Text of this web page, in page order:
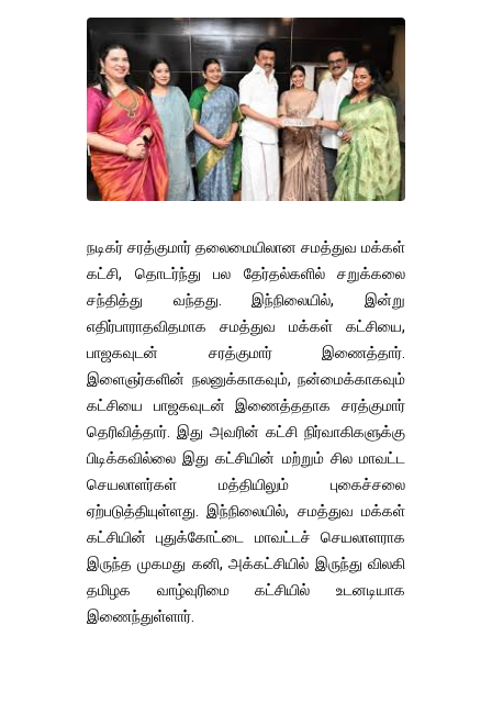
நடிகர் சரத்குமார் தலைமையிலான சமத்துவ மக்கள்
கட்சி, தொடர்ந்து பல தேர்தல்களில் சறுக்கலை
சந்தித்து வந்தது. இந்நிலையில், இன்று
எதிர்பாராதவிதமாக சமத்துவ மக்கள் கட்சியை,
பாஜகவுடன் சரத்குமார் இணைத்தார்.
இளைஞர்களின் நலனுக்காகவும், நன்மைக்காகவும்
கட்சியை பாஜகவுடன் இணைத்ததாக சரத்குமார்
தெரிவித்தார். இது அவரின் கட்சி நிர்வாகிகளுக்கு
பிடிக்கவில்லை இது கட்சியின் மற்றும் சில மாவட்ட
செயலாளர்கள் மத்தியிலும் புகைச்சலை
ஏற்படுத்தியுள்ளது. இந்நிலையில், சமத்துவ மக்கள்
கட்சியின் புதுக்கோட்டை மாவட்டச் செயலாளராக
இருந்த முகமது கனி, அக்கட்சியில் இருந்து விலகி
தமிழக வாழ்வுரிமை கட்சியில் உடனடியாக
இணைந்துள்ளார்.